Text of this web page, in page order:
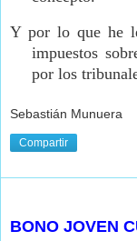
Y por lo que he
impuestos
por los
Sebastián Munuera
Compartir
BONO JOVEN